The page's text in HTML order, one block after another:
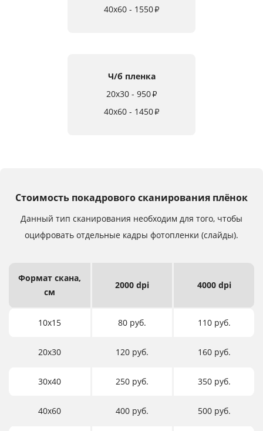
40x60 - 1550₽
Ч/б пленка
20x30 - 950₽
40x60 - 1450₽
Стоимость покадрового сканирования плёнок
Данный тип сканирования необходим для того, чтобы
оцифровать отдельные кадры фотопленки (слайды).
Формат скана,
см
2000 dpi 4000 dpi
10х15 80 руб. 110 руб.
20х30 120 руб. 160 руб.
30х40 250 руб. 350 руб.
40х60 400 руб. 500 руб.